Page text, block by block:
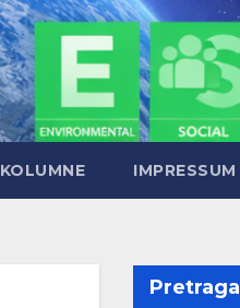
KOLUMNE IMPRESSUM
Pretraga